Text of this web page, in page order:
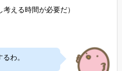
考える時間が必要だ）
わ。